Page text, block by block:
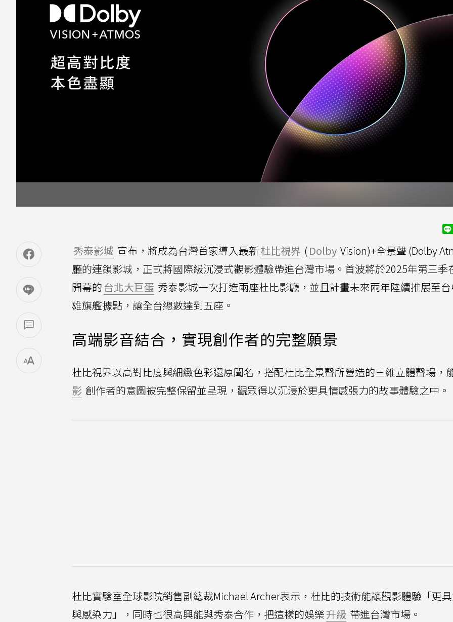
秀泰影城 宣布，將成為台灣首家導入最新杜比視界 (Dolby Vision)+全景聲 (Dolby
廳的連鎖影城，正式將國際級沉浸式觀影體驗帶進台灣市場。首波將於2025年第三季
開幕的 台北大巨蛋 秀泰影城一次打造兩座杜比影廳，並且計畫未來兩年陸續推展至
雄旗艦據點，讓全台總數達到五座。
高端影音結合，實現創作者的完整願景
杜比視界以高對比度與細緻色彩還原聞名，搭配杜比全景聲所營造的三維立體聲場，
影 創作者的意圖被完整保留並呈現，觀眾得以沉浸於更具情感張力的故事體驗之中。
杜比實驗室全球影院銷售副總裁Michael Archer表示，杜比的技術能讓觀影體驗「更
與感染力」，同時也很高興能與秀泰合作，把這樣的娛樂升級 帶進台灣市場。